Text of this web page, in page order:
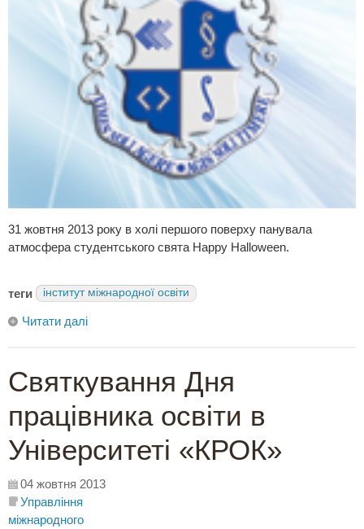
31 жовтня 2013 року в холі першого поверху панувала
атмосфера студентського свята Happy Halloween.
теги інститут міжнародної освіти
Читати далі
Святкування Дня
працівника освіти в
Університеті «КРОК»
04 жовтня 2013
Управління
міжнародного